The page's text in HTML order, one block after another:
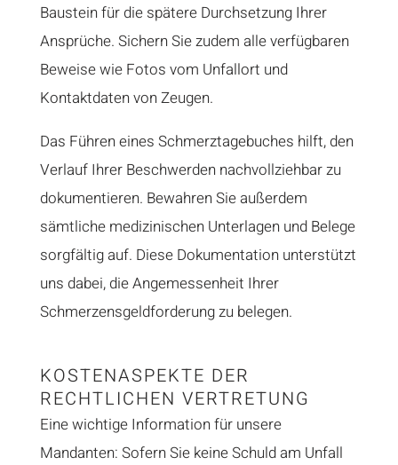
Baustein für die spätere Durchsetzung Ihrer
Ansprüche. Sichern Sie zudem alle verfügbaren
Beweise wie Fotos vom Unfallort und
Kontaktdaten von Zeugen.
Das Führen eines Schmerztagebuches hilft, den
Verlauf Ihrer Beschwerden nachvollziehbar zu
dokumentieren. Bewahren Sie außerdem
sämtliche medizinischen Unterlagen und Belege
sorgfältig auf. Diese Dokumentation unterstützt
uns dabei, die Angemessenheit Ihrer
Schmerzensgeldforderung zu belegen.
KOSTENASPEKTE DER
RECHTLICHEN VERTRETUNG
Eine wichtige Information für unsere
Mandanten: Sofern Sie keine Schuld am Unfall